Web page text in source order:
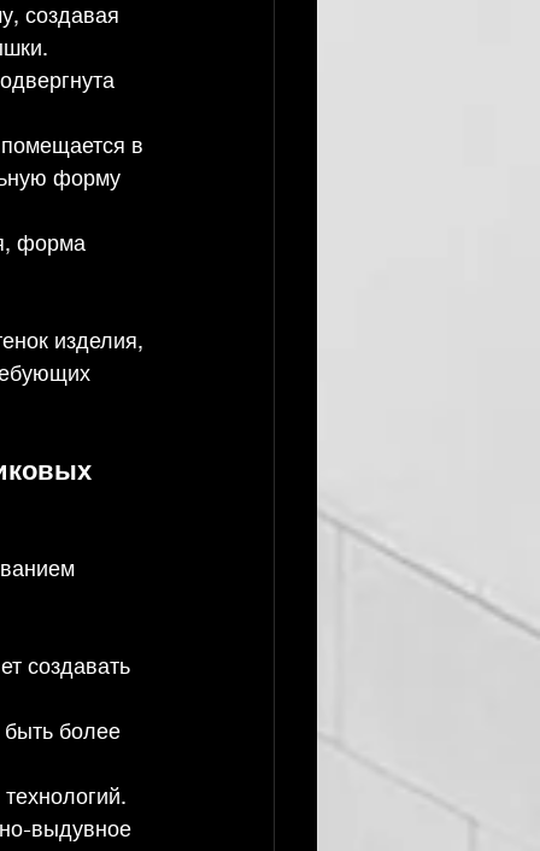
создавая
в
форму
форма
изделия,
создавать
более
выдувное